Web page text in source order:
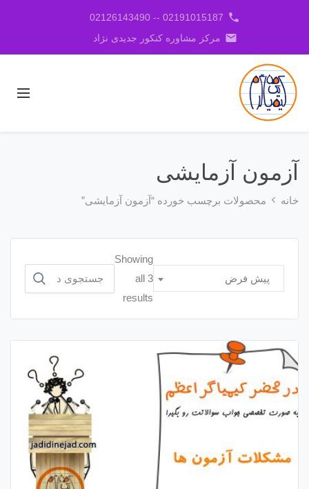
phone
02191015187 -- 02126143490
email مرکز مشاوره کنکور جدیدی نژاد
آزمون آزمایشی
خانه محصولات برچسب خورده “آزمون آزمایشی”
پیش فرض
Showing
all 3
results
برای: